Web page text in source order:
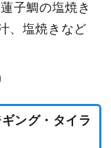
子鯛の塩焼き
、塩焼きなど
ング・タイラ